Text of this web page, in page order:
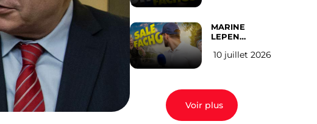
MARINE
LEPEN
EN 2027 : l’avis
10 juillet 2026
Voir plus